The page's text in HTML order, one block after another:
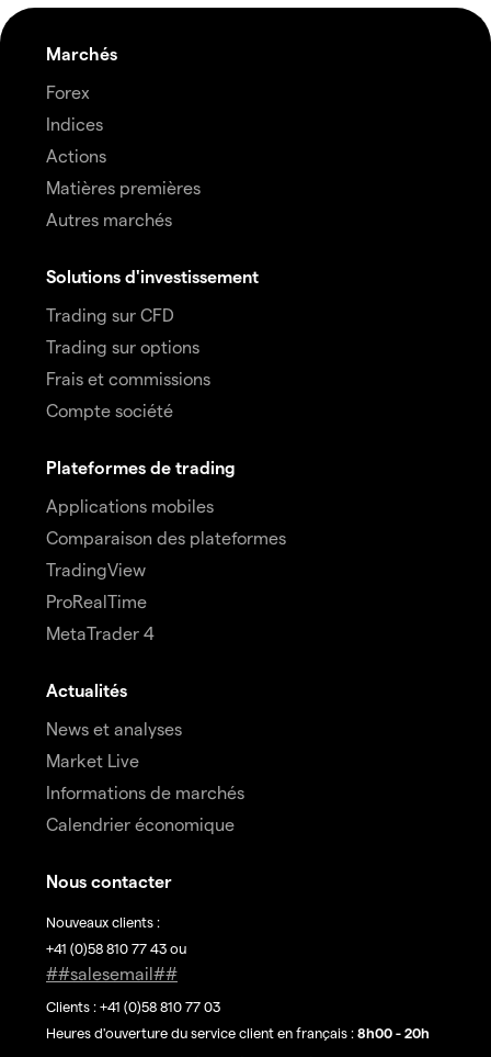
Marchés
Forex
Indices
Actions
Matières premières
Autres marchés
Solutions d'investissement
Trading sur CFD
Trading sur options
Frais et commissions
Compte société
Plateformes de trading
Applications mobiles
Comparaison des plateformes
TradingView
ProRealTime
MetaTrader 4
Actualités
News et analyses
Market Live
Informations de marchés
Calendrier économique
Nous contacter
Nouveaux clients :
+41 (0)58 810 77 43 ou
##salesemail##
Clients : +41 (0)58 810 77 03
Heures d'ouverture du service client en français : 8h00 - 20h